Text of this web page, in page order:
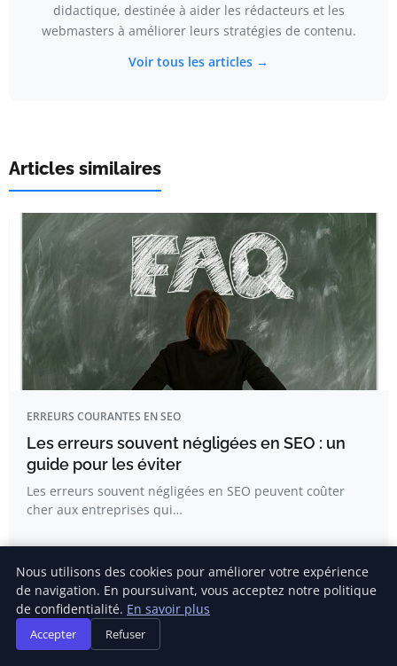
didactique, destinée à aider les rédacteurs et les
webmasters à améliorer leurs stratégies de contenu.
Voir tous les articles →
Articles similaires
ERREURS COURANTES EN SEO
Les erreurs souvent négligées en SEO : un
guide pour les éviter
Les erreurs souvent négligées en SEO peuvent coûter
cher aux entreprises qui…
Clara Roux
Nous utilisons des cookies pour améliorer votre expérience
de navigation. En poursuivant, vous acceptez notre politique
de confidentialité. En savoir plus
Accepter Refuser